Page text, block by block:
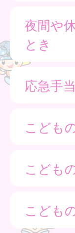
夜間や
とき
応急手
こども
こども
こども